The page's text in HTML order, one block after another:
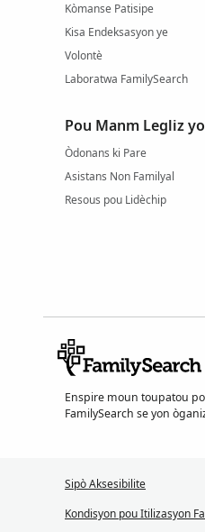
Kòmanse Patisipe
Kisa Endeksasyon ye
Volontè
Laboratwa FamilySearch
Pou Manm Legliz yo
Òdonans ki Pare
Asistans Non Familyal
Resous pou Lidèchip
Enspire moun toupatou
FamilySearch se yon
Sipò Aksesibilite
Kondisyon pou Itilizasyon